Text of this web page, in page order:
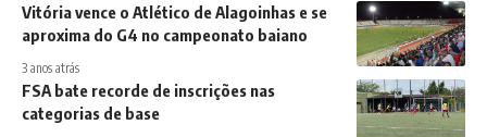
Vitória vence o Atlético de Alagoinhas e se
aproxima do G4 no campeonato baiano
3 anos atrás
FSA bate recorde de inscrições nas
categorias de base